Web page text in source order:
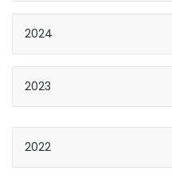
2024
2023
2022